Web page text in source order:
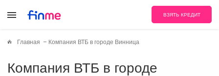
ВЗЯТЬ КРЕДИТ
Главная Компания ВТБ в городе Винница
Компания ВТБ в городе